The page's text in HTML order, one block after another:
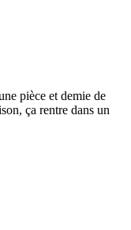
pièce et demie de
ça rentre dans un